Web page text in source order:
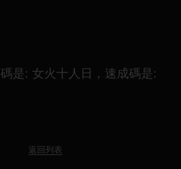
碼是: 女火十人日，速成碼是:
返回列表